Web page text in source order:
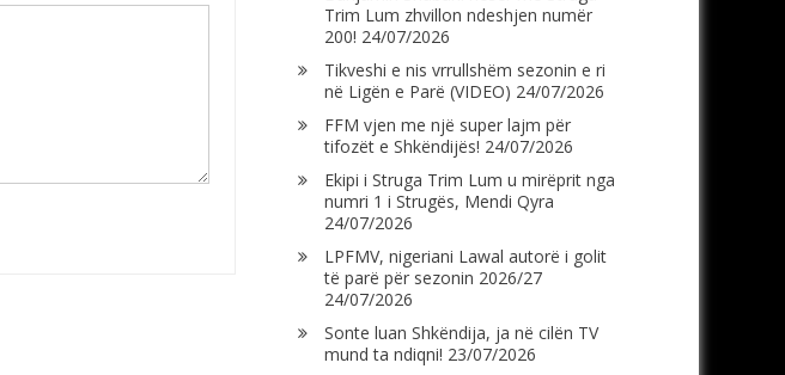
Trim Lum zhvillon ndeshjen numër
200! 24/07/2026
Tikveshi e nis vrrullshëm sezonin e ri
në Ligën e Parë (VIDEO) 24/07/2026
FFM vjen me një super lajm për
tifozët e Shkëndijës! 24/07/2026
Ekipi i Struga Trim Lum u mirëprit nga
numri 1 i Strugës, Mendi Qyra
24/07/2026
LPFMV, nigeriani Lawal autorë i golit
të parë për sezonin 2026/27
24/07/2026
Sonte luan Shkëndija, ja në cilën TV
mund ta ndiqni! 23/07/2026